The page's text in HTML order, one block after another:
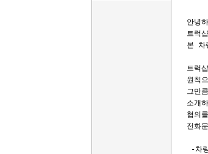
안녕
트럭
본 차
트럭
원칙
그만
소개
협의
전화
-차